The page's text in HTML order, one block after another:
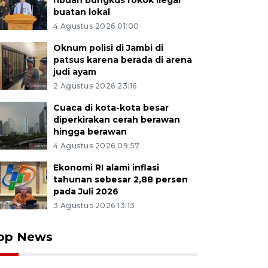
buatan lokal
4 Agustus 2026 01:00
Oknum polisi di Jambi di
patsus karena berada di arena
judi ayam
2 Agustus 2026 23:16
Cuaca di kota-kota besar
diperkirakan cerah berawan
hingga berawan
4 Agustus 2026 09:57
Ekonomi RI alami inflasi
tahunan sebesar 2,88 persen
pada Juli 2026
3 Agustus 2026 13:13
News